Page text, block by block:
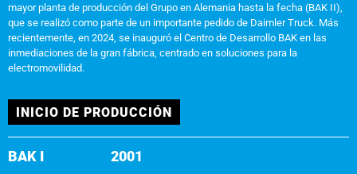
mayor planta de producción del Grupo en Alemania hasta la fecha (BAK II),
que se realizó como parte de un importante pedido de Daimler Truck. Más
recientemente, en 2024, se inauguró el Centro de Desarrollo BAK en las
inmediaciones de la gran fábrica, centrado en soluciones para la
electromovilidad.
INICIO DE PRODUCCIÓN
BAK I 2001